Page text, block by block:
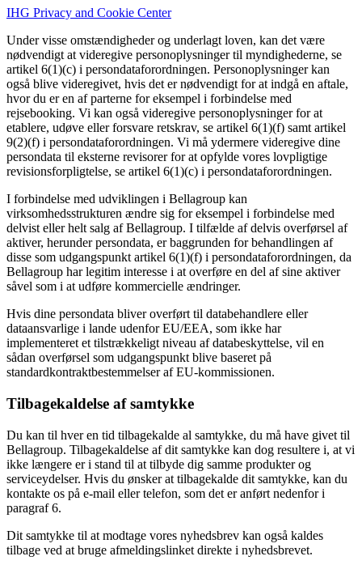
IHG Privacy and Cookie Center
Under visse omstændigheder og underlagt loven, kan det være
nødvendigt at videregive personoplysninger til myndighederne, se
artikel 6(1)(c) i persondataforordningen. Personoplysninger kan
også blive videregivet, hvis det er nødvendigt for at indgå en aftale,
hvor du er en af parterne for eksempel i forbindelse med
rejsebooking. Vi kan også videregive personoplysninger for at
etablere, udøve eller forsvare retskrav, se artikel 6(1)(f) samt artikel
9(2)(f) i persondataforordningen. Vi må ydermere videregive dine
persondata til eksterne revisorer for at opfylde vores lovpligtige
revisionsforpligtelse, se artikel 6(1)(c) i persondataforordningen.
I forbindelse med udviklingen i Bellagroup kan
virksomhedsstrukturen ændre sig for eksempel i forbindelse med
delvist eller helt salg af Bellagroup. I tilfælde af delvis overførsel af
aktiver, herunder persondata, er baggrunden for behandlingen af
disse som udgangspunkt artikel 6(1)(f) i persondataforordningen, da
Bellagroup har legitim interesse i at overføre en del af sine aktiver
såvel som i at udføre kommercielle ændringer.
Hvis dine persondata bliver overført til databehandlere eller
dataansvarlige i lande udenfor EU/EEA, som ikke har
implementeret et tilstrækkeligt niveau af databeskyttelse, vil en
sådan overførsel som udgangspunkt blive baseret på
standardkontraktbestemmelser af EU-kommissionen.
Tilbagekaldelse af samtykke
Du kan til hver en tid tilbagekalde al samtykke, du må have givet til
Bellagroup. Tilbagekaldelse af dit samtykke kan dog resultere i, at vi
ikke længere er i stand til at tilbyde dig samme produkter og
serviceydelser. Hvis du ønsker at tilbagekalde dit samtykke, kan du
kontakte os på e-mail eller telefon, som det er anført nedenfor i
paragraf 6.
Dit samtykke til at modtage vores nyhedsbrev kan også kaldes
tilbage ved at bruge afmeldingslinket direkte i nyhedsbrevet.